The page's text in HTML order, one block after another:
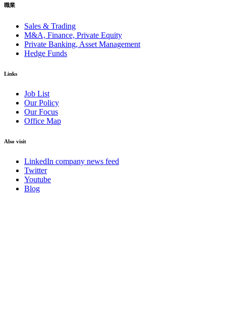
職業
Sales & Trading
M&A, Finance, Private Equity
Private Banking, Asset Management
Hedge Funds
Links
Job List
Our Policy
Our Focus
Office Map
Also visit
LinkedIn company news feed
Twitter
Youtube
Blog